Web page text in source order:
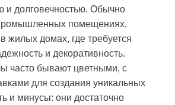
и долговечностью. Обычно
помещениях,
жилых домах, где требуется
и декоративность.
часто бывают цветными, с
для создания уникальных
и минусы: они достаточно